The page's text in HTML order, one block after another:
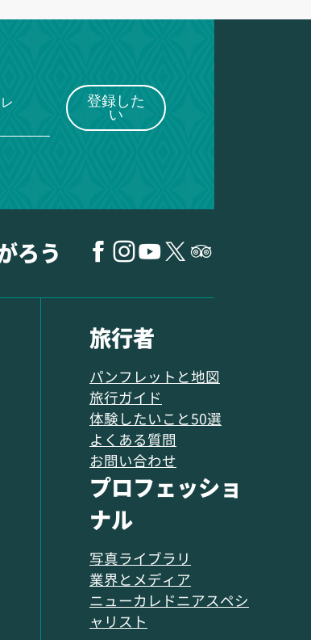
登録した
い
ろう
旅行者
パンフレットと地図
旅行ガイド
体験したいこと50選
よくある質問
お問い合わせ
プロフェッショ
ナル
写真ライブラリ
業界とメディア
ニューカレドニアスペシ
ャリスト